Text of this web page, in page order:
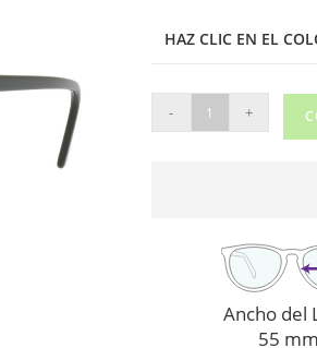
HAZ CLIC EN EL
BAN
- +
Ancho del
55